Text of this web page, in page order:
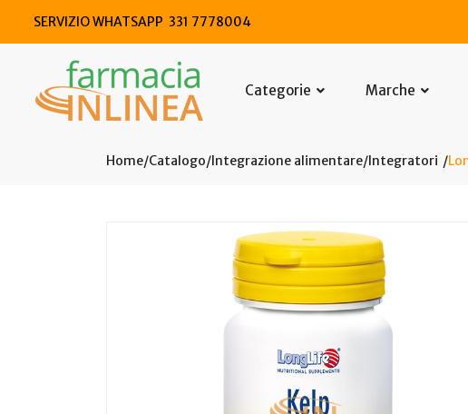
SERVIZIO WHATSAPP 331 7778004
Categorie Marche
Home Catalogo/Integrazione alimentare/Integratori